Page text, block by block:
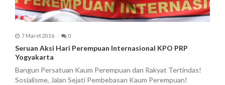
7 Maret 2016 0
Seruan Aksi Hari Perempuan Internasional KPO PRP
Yogyakarta
Bangun Persatuan Kaum Perempuan dan Rakyat Tertindas!
Sosialisme, Jalan Sejati Pembebasan Kaum Perempuan!